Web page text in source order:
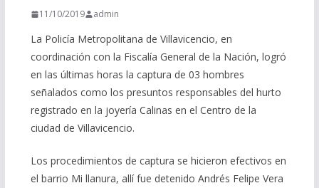
11/10/2019 admin
La Policía Metropolitana de Villavicencio, en
coordinación con la Fiscalía General de la Nación, logró
en las últimas horas la captura de 03 hombres
señalados como los presuntos responsables del hurto
registrado en la joyería Calinas en el Centro de la
ciudad de Villavicencio.
Los procedimientos de captura se hicieron efectivos en
el barrio Mi llanura, allí fue detenido Andrés Felipe Vera